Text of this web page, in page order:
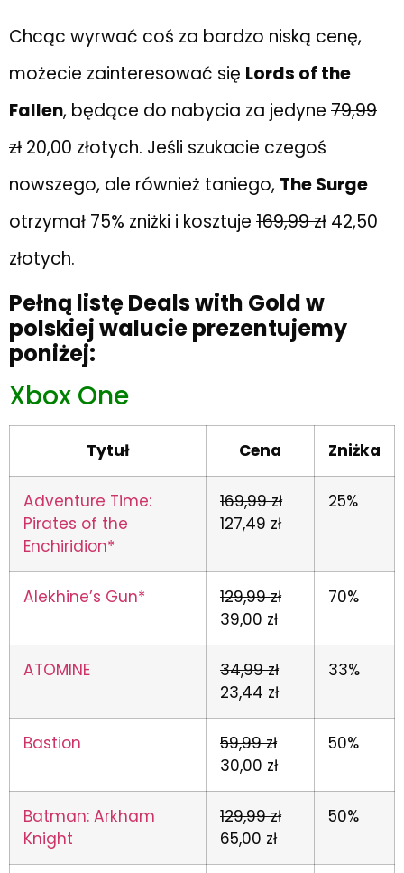
Chcąc wyrwać coś za bardzo niską cenę,
możecie zainteresować się Lords of the
Fallen, będące do nabycia za jedyne 79,99
zł 20,00 złotych. Jeśli szukacie czegoś
nowszego, ale również taniego, The Surge
otrzymał 75% zniżki i kosztuje 169,99 zł 42,50
złotych.
Pełną listę Deals with Gold w
polskiej walucie prezentujemy
poniżej:
Xbox One
Tytuł Cena Zniżka
Adventure Time:
Pirates of the
Enchiridion*
169,99 zł
127,49 zł
25%
Alekhine’s Gun*
129,99 zł
39,00 zł
70%
ATOMINE
34,99 zł
23,44 zł
33%
Bastion
59,99 zł
30,00 zł
50%
Batman: Arkham
Knight
129,99 zł
65,00 zł
50%